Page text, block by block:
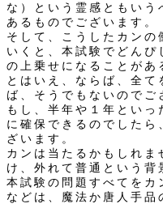
な）という霊感ともい
あるものでございます。
そして、こうしたカンの
いくと、本試験でどん
の上乗せになることがあ
とはいえ、ならば、全て
ば、そうでもないのでご
もし、半年や１年とい
に確保できるのでした
ざいます。
カンは当たるかもしれま
け、外れて普通という背
本試験の問題すべてをカ
などは、魔法か唐人手品